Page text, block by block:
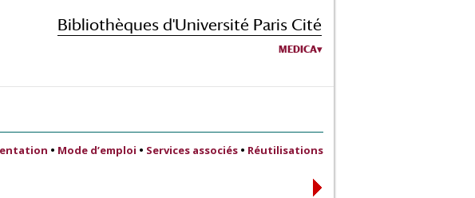
Bibliothèques d'Université Paris Cité
MEDICA
• Mode d’emploi • Services associés • Réutilisations